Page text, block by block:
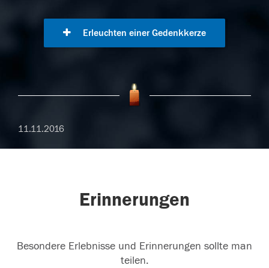
Erleuchten einer Gedenkkerze
11.11.2016
Erinnerungen
Besondere Erlebnisse und Erinnerungen sollte man
teilen.